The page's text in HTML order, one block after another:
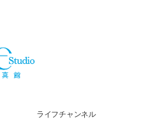
ライフチャンネル